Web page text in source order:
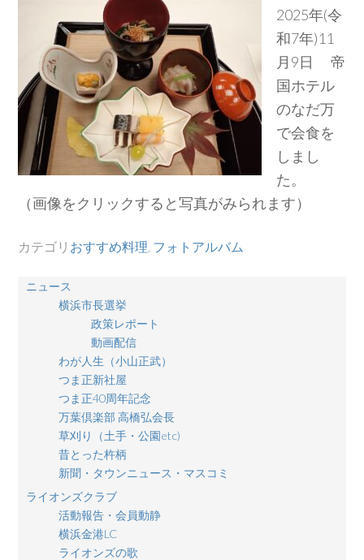
2025年(令
和7年)11
月9日 帝
国ホテル
のなだ万
で会食を
しまし
た。
（画像をクリックすると写真がみられます）
カテゴリ おすすめ料理 フォトアルバム
ニュース
横浜市長選挙
政策レポート
動画配信
わが人生（小山正武）
つま正新社屋
つま正40周年記念
万葉倶楽部 高橋弘会長
草刈り（土手・公園etc)
昔とった杵柄
新聞・タウンニュース・マスコミ
ライオンズクラブ
活動報告・会員動静
横浜金港LC
ライオンズの歌